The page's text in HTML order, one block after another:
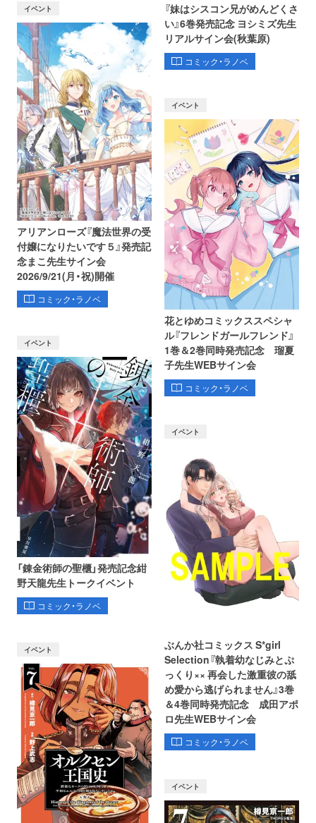
『妹はシスコン兄がめんどくさ
い』6巻発売記念 ヨシミズ先生
リアルサイン会(秋葉原)
コミック・ラノベ
イベント
アリアンローズ『魔法世界の受
付嬢になりたいです５』発売記
念まこ先生サイン会
2026/9/21(月・祝)開催
コミック・ラノベ
イベント
花とゆめコミックススペシャ
ル『フレンドガールフレンド』
1巻＆2巻同時発売記念 瑠夏
子先生WEBサイン会
コミック・ラノベ
イベント
「錬金術師の聖櫃」発売記念紺
野天龍先生トークイベント
コミック・ラノベ
イベント
ぶんか社コミックス S*girl
Selection『執着幼なじみとぷ
っくり×× 再会した激重彼の舐
め愛から逃げられません』3巻
＆4巻同時発売記念 成田アポ
ロ先生WEBサイン会
コミック・ラノベ
イベント
イベント